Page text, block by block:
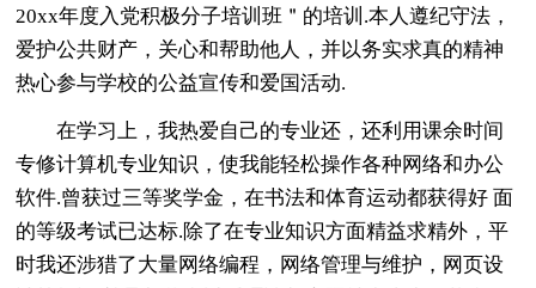
20xx年度入党积极分子培训班＂的培训.本人遵纪守法，
爱护公共财产，关心和帮助他人，并以务实求真的精神
热心参与学校的公益宣传和爱国活动.
在学习上，我热爱自己的专业还，还利用课余时间
专修计算机专业知识，使我能轻松操作各种网络和办公
软件.曾获过三等奖学金，在书法和体育运动都获得好 面
的等级考试已达标.除了在专业知识方面精益求精外，平
时我还涉猎了大量网络编程，网络管理与维护，网页设